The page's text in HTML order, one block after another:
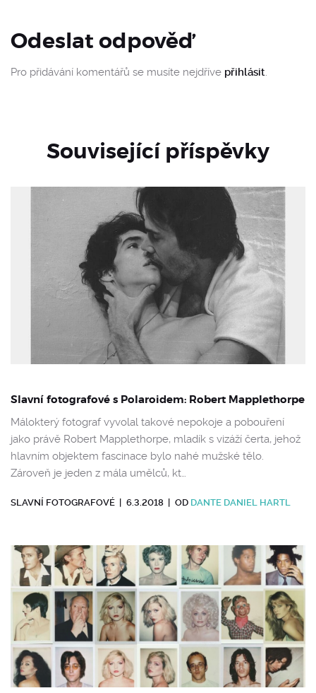
Odeslat odpověď
Pro přidávání komentářů se musíte nejdříve přihlásit.
Související příspěvky
Slavní fotografové s Polaroidem: Robert Mapplethorpe
Málokterý fotograf vyvolal takové nepokoje a pobouření
jako právě Robert Mapplethorpe, mladík s vizáží čerta, jehož
hlavním objektem fascinace bylo nahé mužské tělo.
Zároveň je jeden z mála umělců, kt…
SLAVNÍ FOTOGRAFOVÉ 6.3.2018 OD DANTE DANIEL HARTL